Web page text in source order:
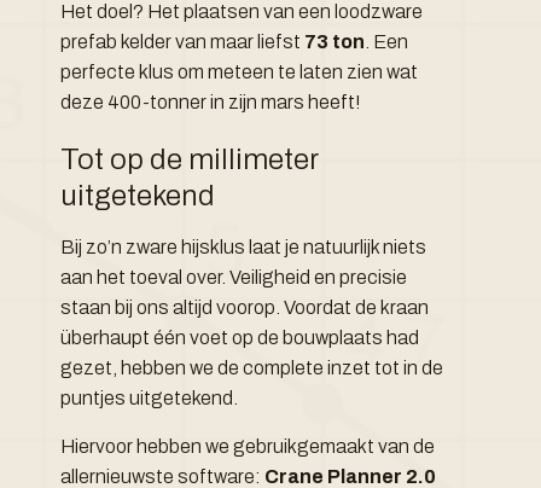
Het doel? Het plaatsen van een loodzware
prefab kelder van maar liefst 73 ton . Een
perfecte klus om meteen te laten zien wat
deze 400-tonner in zijn mars heeft!
Tot op de millimeter
uitgetekend
Bij zo’n zware hijsklus laat je natuurlijk niets
aan het toeval over. Veiligheid en precisie
staan bij ons altijd voorop. Voordat de kraan
überhaupt één voet op de bouwplaats had
gezet, hebben we de complete inzet tot in de
puntjes uitgetekend.
Hiervoor hebben we gebruikgemaakt van de
allernieuwste software: Crane Planner 2.0